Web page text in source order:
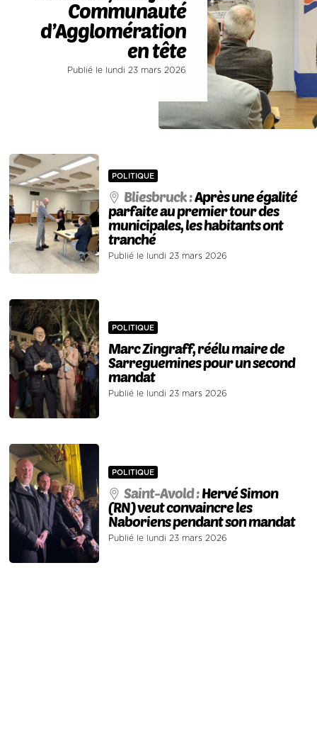
Communauté
d’Agglomération
en tête
Publié le lundi 23 mars 2026
POLITIQUE
Bliesbruck :Après une égalité
parfaite au premier tour des
municipales, les habitants ont
tranché
Publié le lundi 23 mars 2026
POLITIQUE
Marc Zingraff, réélu maire de
Sarreguemines pour un second
mandat
Publié le lundi 23 mars 2026
POLITIQUE
Saint-Avold :Hervé Simon
(RN) veut convaincre les
Naboriens pendant son mandat
Publié le lundi 23 mars 2026